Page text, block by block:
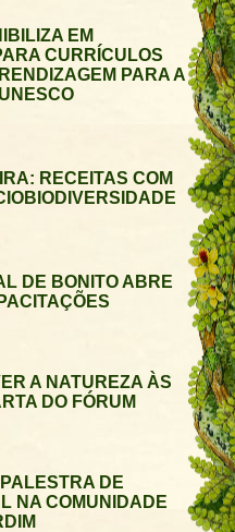
EM
CURRÍCULOS
PARA A
RECEITAS COM
DE BONITO ABRE
A NATUREZA ÀS
DO FÓRUM
DE
NA COMUNIDADE